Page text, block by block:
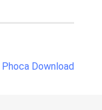
Phoca Download